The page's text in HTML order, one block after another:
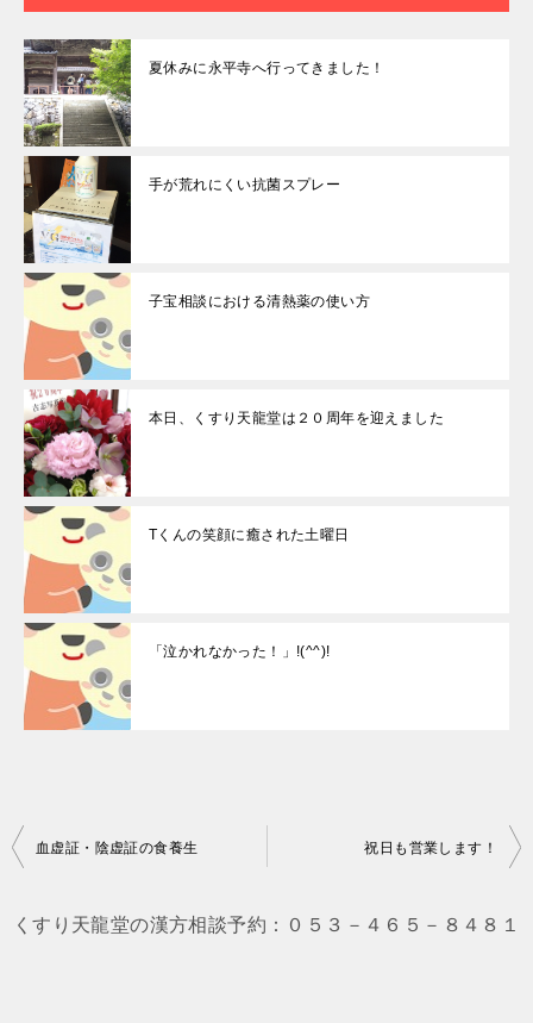
夏休みに永平寺へ行ってきました！
手が荒れにくい抗菌スプレー
子宝相談における清熱薬の使い方
本日、くすり天龍堂は２０周年を迎えました
Tくんの笑顔に癒された土曜日
「泣かれなかった！」!(^^)!
投
ナ
血虚証・陰虚証の食養生 祝日も営業します！
くすり天龍堂の漢方相談予約：０５３－４６５－８４８１